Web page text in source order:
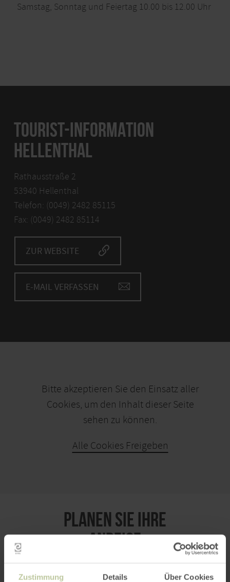
Zustimmung Details Über Cookies
Samstag, Sonntag und Feiertag 10.00 bis 12.00 Uhr
TOURIST-INFORMATION
HELLENTHAL
Rathausstraße 2
53940 Hellenthal
Telefon: (0049) 2482 85115
Fax: (0049) 2482 85114
ZUR WEBSITE
E-MAIL VERFASSEN
Bitte akzeptieren Sie den Einsatz aller
Cookies, um den Inhalt dieser Seite
sehen zu können.
Alle Cookies Freigeben
PLANEN SIE IHRE
ANREISE